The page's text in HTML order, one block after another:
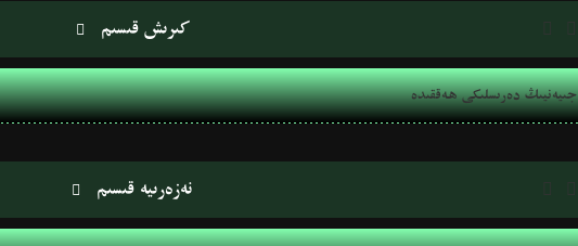
 كىرىش قىسىم
جىيەنيىڭ دەرىسلىكى ھەققىدە
 نەزەرىيە قىسىم